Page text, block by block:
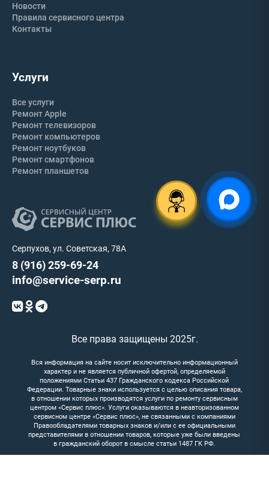
Серпухов, ул. Советская, 78А
8 (916) 259-69-24
info@service-serp.ru
Услуги
Все услуги
Ремонт Apple
Ремонт телевизоров
Ремонт компьютеров
Ремонт ноутбуков
Ремонт смартфонов
Ремонт планшетов
Новости
Правила сервисного центра
Контакты
Все права защищены 2025г.
Вся информация на сайте носит исключительно информационный
характер и не является публичной офертой, определяемой
положениями Статьи 437 Гражданского кодекса Российской
Федерации. Товарные знаки используется с целью описания товара,
в отношении которых производятся услуги по ремонту сервисным
центром «Сервис плюс». Услуги оказываются в неавторизованном
сервисном центре «Сервис плюс», не связанными с компаниями
Правообладателями товарных знаков и/или с ее официальными
представителями в отношении товаров, которые уже были введены
в гражданский оборот в смысле статьи 1487 ГК РФ.